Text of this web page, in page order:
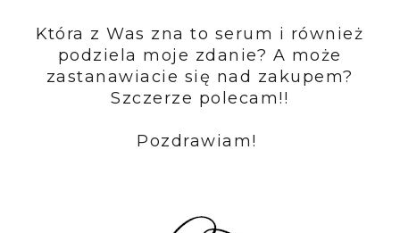
Która z Was zna to serum i również
podziela moje zdanie? A może
zastanawiacie się nad zakupem?
Szczerze polecam!!
Pozdrawiam!